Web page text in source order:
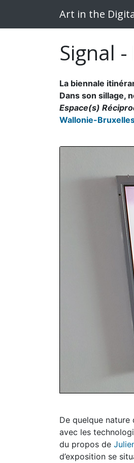
Art in the
Signal
La biennale
Dans son sillage,
Espace(s)
Wallonie-
De quelque nature
avec les
du propos de
d’exposition se